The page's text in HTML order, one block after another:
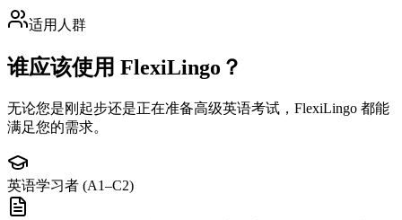
适用人群
谁应该使用 FlexiLingo？
无论您是刚起步还是正在准备高级英语考试，FlexiLingo 都能
满足您的需求。
英语学习者 (A1–C2)